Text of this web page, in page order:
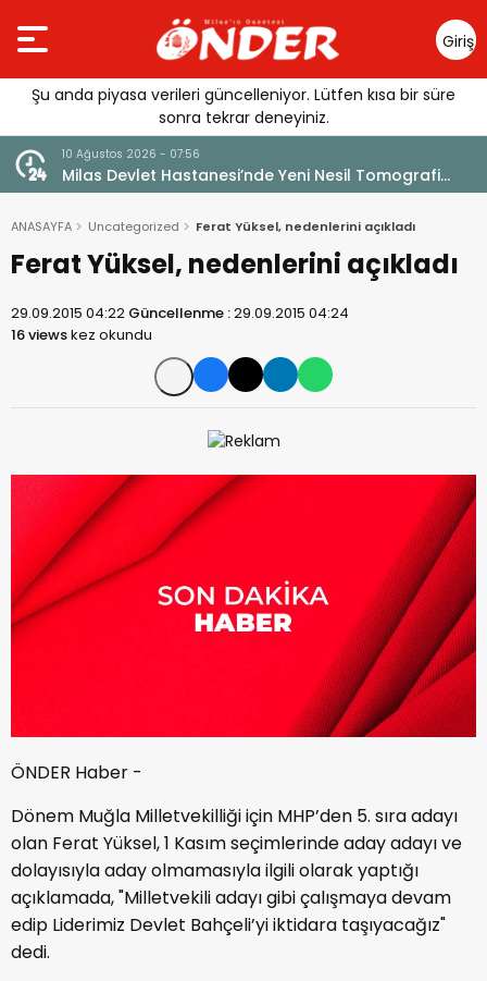
Giriş
Yap
Şu anda piyasa verileri güncelleniyor. Lütfen kısa bir süre
sonra tekrar deneyiniz.
10 Ağustos 2026 - 07:56
Milas Devlet Hastanesi’nde Yeni Nesil Tomografi
Hizmeti
ANASAYFA Uncategorized Ferat Yüksel, nedenlerini açıkladı
Ferat Yüksel, nedenlerini açıkladı
29.09.2015 04:22 Güncellenme :29.09.2015 04:24
16 viewskez okundu
ÖNDER Haber -
Dönem Muğla Milletvekilliği için MHP’den 5. sıra adayı
olan Ferat Yüksel, 1 Kasım seçimlerinde aday adayı ve
dolayısıyla aday olmamasıyla ilgili olarak yaptığı
açıklamada, "Milletvekili adayı gibi çalışmaya devam
edip Liderimiz Devlet Bahçeli’yi iktidara taşıyacağız"
dedi.